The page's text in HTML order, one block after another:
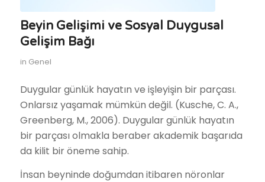
Beyin Gelişimi ve Sosyal Duygusal
Gelişim Bağı
in Genel
Duygular günlük hayatın ve işleyişin bir parçası.
Onlarsız yaşamak mümkün değil. (Kusche, C. A.,
Greenberg, M., 2006). Duygular günlük hayatın
bir parçası olmakla beraber akademik başarıda
da kilit bir öneme sahip.
İnsan beyninde doğumdan itibaren nöronlar